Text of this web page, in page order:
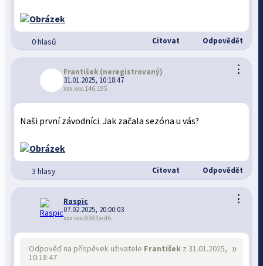
0 hlasů Citovat Odpovědět
⋮
František (neregistrovaný)
31.01.2025, 10:18:47
xxx.xxx.146.195
Naši první závodníci. Jak začala sezóna u vás?
3 hlasy Citovat Odpovědět
⋮
Raspic
07.02.2025, 20:00:03
xxx:xxx.8383:ed6
»
Odpověď na příspěvek uživatele František z 31.01.2025,
10:18:47